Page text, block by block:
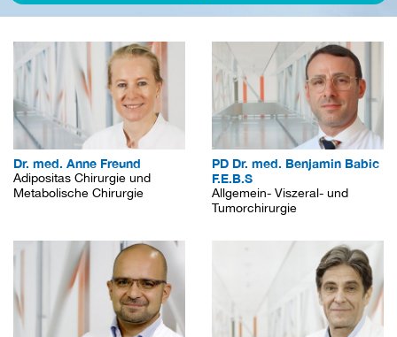
Dr. med. Anne Freund
Adipositas Chirurgie und
Metabolische Chirurgie
PD Dr. med. Benjamin Babic
F.E.B.S
Allgemein- Viszeral- und
Tumorchirurgie